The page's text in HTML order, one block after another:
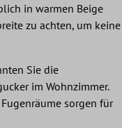
in warmen Beige
zu achten, um keine
Sie die
im Wohnzimmer.
sorgen für